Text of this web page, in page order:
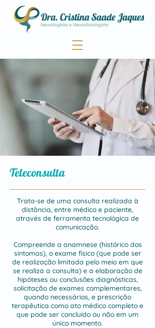
Teleconsulta
Trata-se de uma consulta realizada à
distância, entre médico e paciente,
através de ferramenta tecnológica de
comunicação.
Compreende a anamnese (histórico dos
sintomas), o exame físico (que pode ser
de realização limitada pelo meio em que
se realiza a consulta) e a elaboração de
hipóteses ou conclusões diagnósticas,
solicitação de exames complementares,
quando necessários, e prescrição
terapêutica como ato médico completo e
que pode ser concluído ou não em um
único momento.